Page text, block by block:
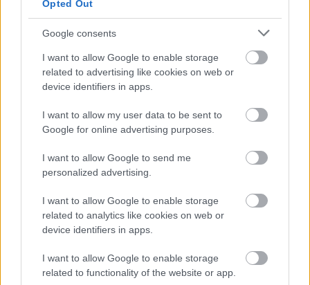
Opted Out
Google consents
I want to allow Google to enable storage
related to advertising like cookies on web or
device identifiers in apps.
I want to allow my user data to be sent to
Google for online advertising purposes.
I want to allow Google to send me
personalized advertising.
I want to allow Google to enable storage
related to analytics like cookies on web or
device identifiers in apps.
I want to allow Google to enable storage
related to functionality of the website or app.
29°Αραιή Συννεφιά
14/08
30° Καθαρός καιρός
ΒΒΑ
15/08
Καθαρός καιρός
Περισσότερα για τον καιρό στην Πεντέλη